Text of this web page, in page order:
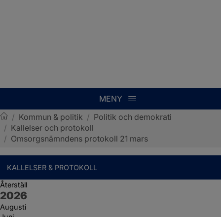
MENY
Sotenäs kommun
/ Kommun & politik / Politik och demokrati
/ Kallelser och protokoll
/ Omsorgsnämndens protokoll 21 mars
KALLELSER & PROTOKOLL
Återställ
År:
2026
Augusti